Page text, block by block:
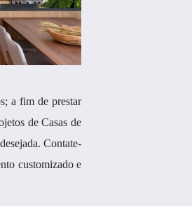
a fim de prestar
de Casas de
Contate-
customizado e